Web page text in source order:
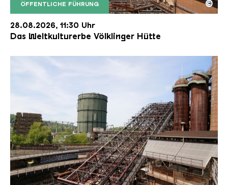
ÖFFENTLICHE FÜHRUNG
Der Erzschrägaufzug der Völklinger Hütte mit
Copyright: Weltkulturerbe Völklinger Hütte | Karl
©
28.08.2026, 11:30 Uhr
Das Weltkulturerbe Völklinger Hütte